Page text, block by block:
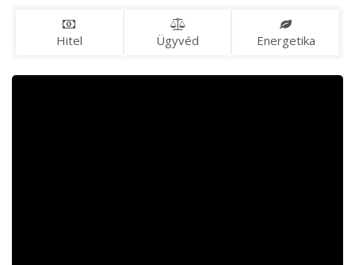
Hitel Ügyvéd Energetika